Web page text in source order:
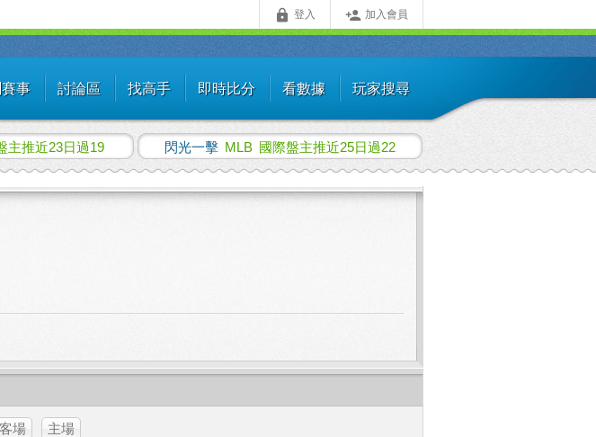
事 討論區 找高手 即時比分 看數據 玩家搜尋
 登入  加入會員
主推近23日過19 閃光一擊 MLB 國際盤主推近25日過22
客場 主場